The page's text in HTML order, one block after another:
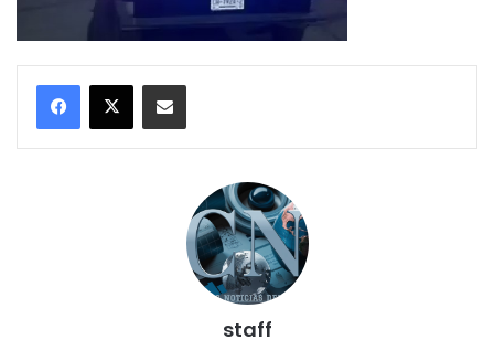
Compartir por correo electrónico
staff